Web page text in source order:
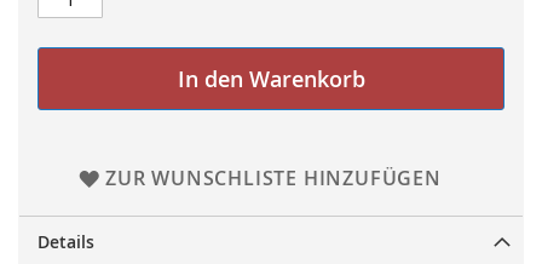
In den Warenkorb
ZUR WUNSCHLISTE HINZUFÜGEN
Details